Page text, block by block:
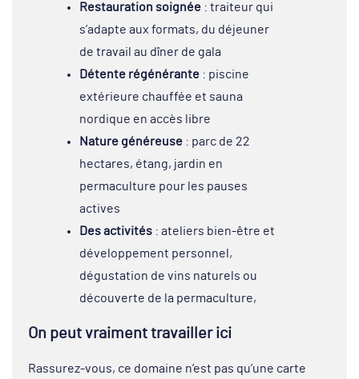
Restauration soignée : traiteur qui
s’adapte aux formats, du déjeuner
de travail au dîner de gala
Détente régénérante : piscine
extérieure chauffée et sauna
nordique en accès libre
Nature généreuse : parc de 22
hectares, étang, jardin en
permaculture pour les pauses
actives
Des activités : ateliers bien-être et
développement personnel,
dégustation de vins naturels ou
découverte de la permaculture,
On peut vraiment travailler ici
Rassurez-vous, ce domaine n’est pas qu’une carte